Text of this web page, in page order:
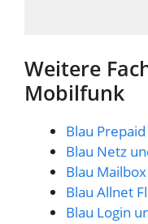
Weitere
Mobilfunk
Blau
Blau Netz
Blau Mailbox
Blau Allnet
Blau Login